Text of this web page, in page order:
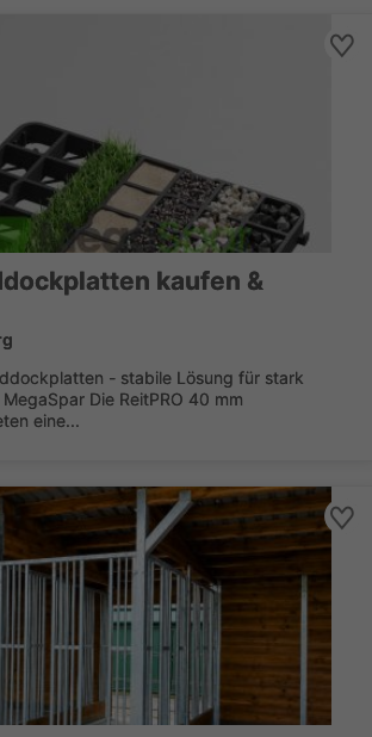
kaufen &
- stabile Lösung für stark
Die ReitPRO 40 mm
eine...